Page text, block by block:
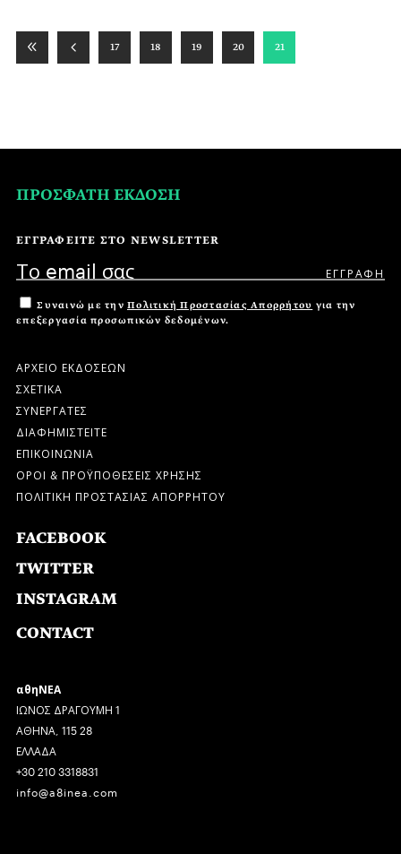
17 18 19 20 21
ΠΡΟΣΦΑΤΗ ΕΚΔΟΣΗ
ΕΓΓΡΑΦΕΙΤΕ ΣΤΟ NEWSLETTER
Συναινώ με την Πολιτική Προστασίας Απορρήτου για την
επεξεργασία προσωπικών δεδομένων.
ΑΡΧΕΙΟ ΕΚΔΟΣΕΩΝ
ΣΧΕΤΙΚΑ
ΣΥΝΕΡΓΑΤΕΣ
ΔΙΑΦΗΜΙΣΤΕΙΤΕ
ΕΠΙΚΟΙΝΩΝΙΑ
ΟΡΟΙ & ΠΡΟΫΠΟΘΕΣΕΙΣ ΧΡΗΣΗΣ
ΠΟΛΙΤΙΚΗ ΠΡΟΣΤΑΣΙΑΣ ΑΠΟΡΡΗΤΟΥ
FACEBOOK
TWITTER
INSTAGRAM
CONTACT
αθηΝΕΑ
ΙΩΝΟΣ ΔΡΑΓΟΥΜΗ 1
ΑΘΗΝΑ, 115 28
ΕΛΛΑΔΑ
+30 210 3318831
info@a8inea.com